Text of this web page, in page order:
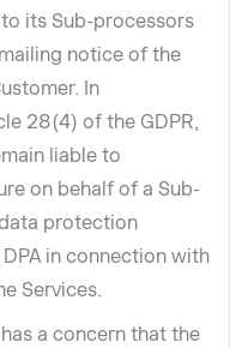
its Sub-processors
notice of the
In
28(4) of the GDPR,
liable to
on behalf of a Sub-
protection
in connection with
Services.
a concern that the